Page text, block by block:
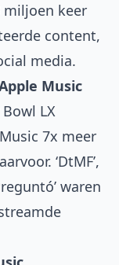
miljoen keer
content,
media.
Music
LX
7x meer
‘DtMF’,
waren